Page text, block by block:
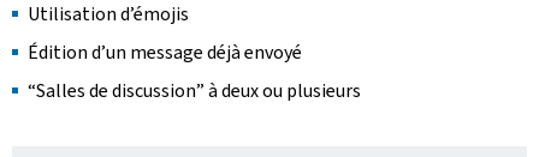
Utilisation d’émojis
Édition d’un message déjà envoyé
“Salles de discussion” à deux ou plusieurs